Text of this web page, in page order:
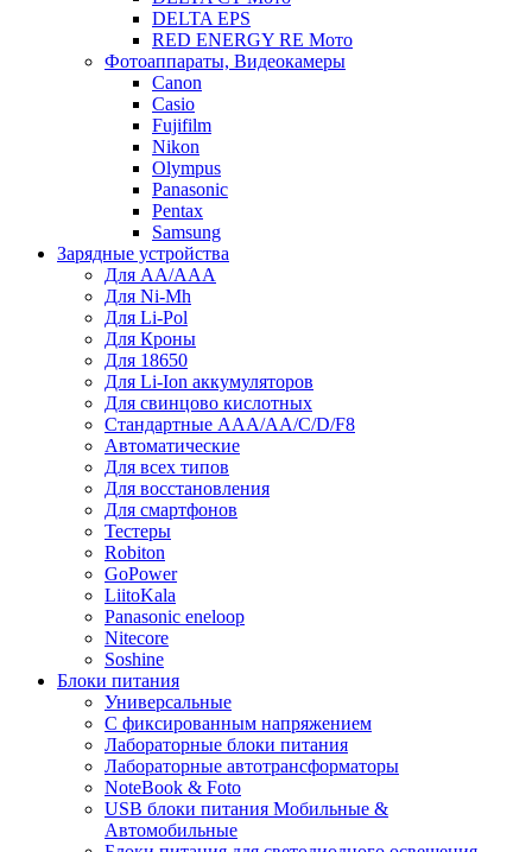
DELTA EPS
RED ENERGY RE Мото
Фотоаппараты, Видеокамеры
Canon
Casio
Fujifilm
Nikon
Olympus
Panasonic
Pentax
Samsung
Зарядные устройства
Для AA/AAA
Для Ni-Mh
Для Li-Pol
Для Кроны
Для 18650
Для Li-Ion аккумуляторов
Для свинцово кислотных
Стандартные ААА/АА/С/D/F8
Автоматические
Для всех типов
Для восстановления
Для смартфонов
Тестеры
Robiton
GoPower
LiitoKala
Panasonic eneloop
Nitecore
Soshine
Блоки питания
Универсальные
C фиксированным напряжением
Лабораторные блоки питания
Лабораторные автотрансформаторы
NoteBook & Foto
USB блоки питания Мобильные &
Автомобильные